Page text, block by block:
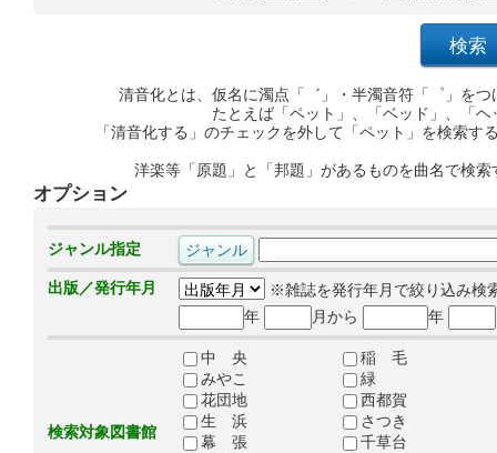
清音化とは、仮名に濁点「゛」・半濁音符「゜」を
たとえば「ペット」、「ベッド」、「
「清音化する」のチェックを外して「ペット」を検索
洋楽等「原題」と「邦題」があるものを曲名で検
オプション
ジャンル指定
出版／発行年月
※雑誌を発行年月で絞り込み検
年
月から 年
検索対象図書館
中 央
稲 毛
みやこ
緑
花団地
西都賀
生 浜
さつき
幕 張
千草台